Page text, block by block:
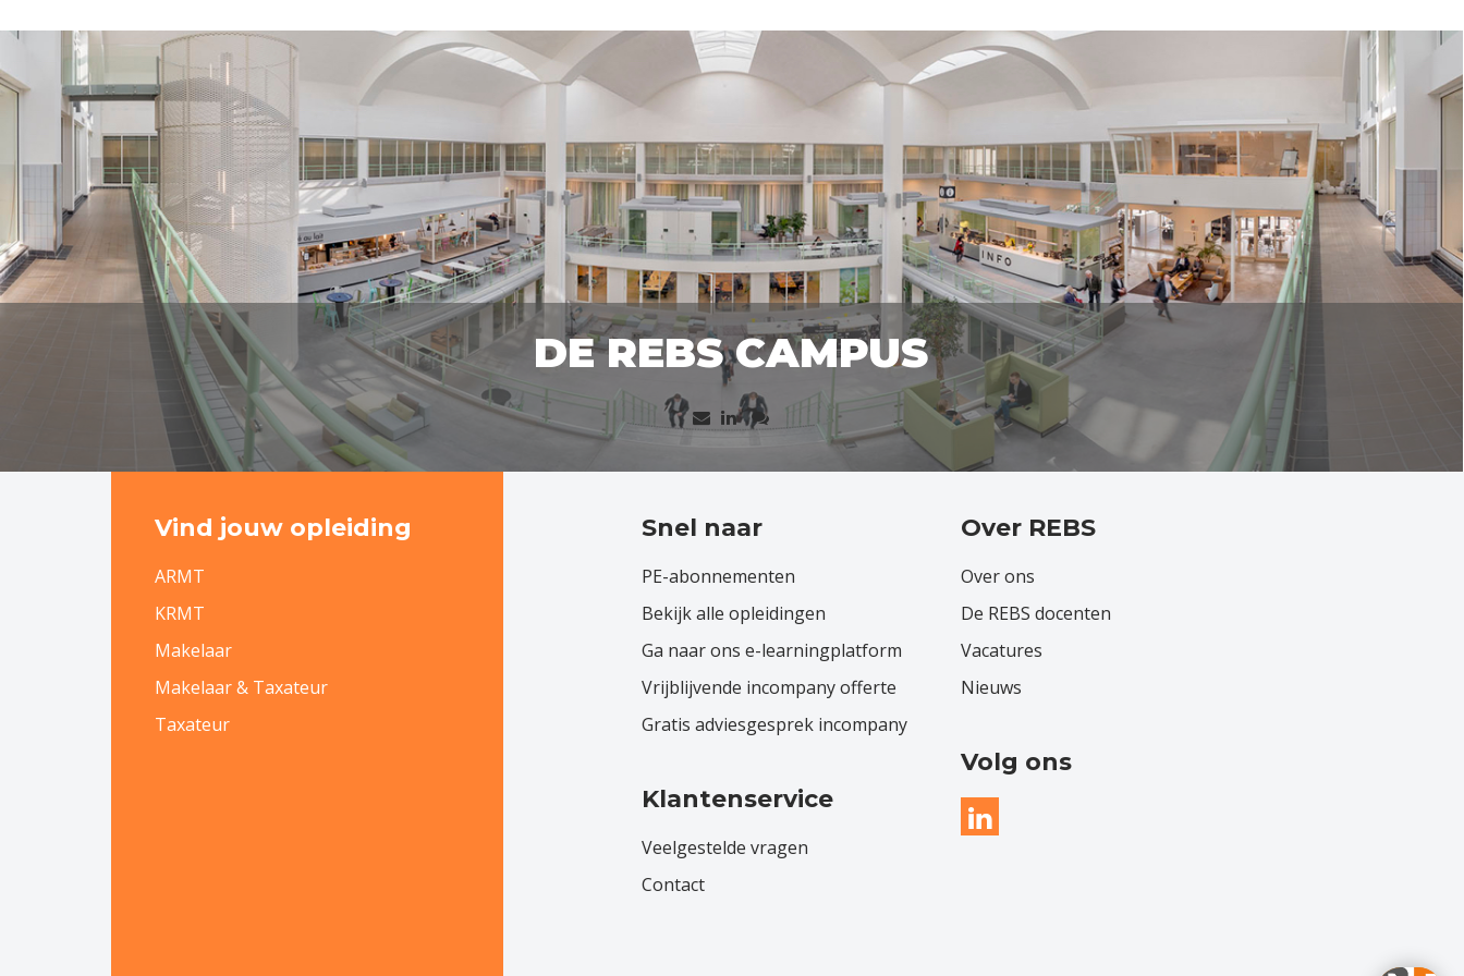
DE REBS CAMPUS
Vind jouw opleiding
ARMT
KRMT
Makelaar
Makelaar & Taxateur
Taxateur
Snel naar
PE-abonnementen
Bekijk alle opleidingen
Ga naar ons e-learningplatform
Vrijblijvende incompany offerte
Gratis adviesgesprek incompany
Klantenservice
Veelgestelde vragen
Contact
Over REBS
Over ons
De REBS docenten
Vacatures
Nieuws
Volg ons